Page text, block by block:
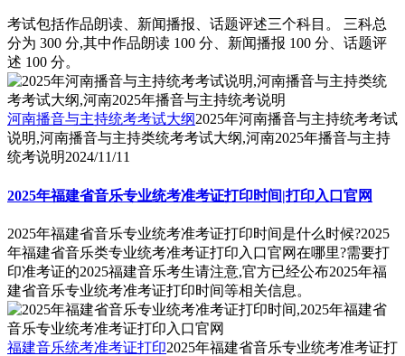
考试包括作品朗读、新闻播报、话题评述三个科目。 三科总
分为 300 分,其中作品朗读 100 分、新闻播报 100 分、话题评
述 100 分。
河南播音与主持统考考试大纲2025年河南播音与主持统考考试
说明,河南播音与主持类统考考试大纲,河南2025年播音与主持
统考说明2024/11/11
2025年福建省音乐专业统考准考证打印时间|打印入口官网
2025年福建省音乐专业统考准考证打印时间是什么时候?2025
年福建省音乐类专业统考准考证打印入口官网在哪里?需要打
印准考证的2025福建音乐考生请注意,官方已经公布2025年福
建省音乐专业统考准考证打印时间等相关信息。
福建音乐统考准考证打印2025年福建省音乐专业统考准考证打